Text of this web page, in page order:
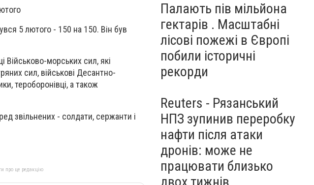
5 лютого - 150 на 150. Він був
Військово-морських сил, які
сил, військові Десантно-
тероборонівці, а також
звільнених - солдати, сержанти і
про це редакцію
Палають пів мільйона
гектарів . Масштабні
лісові пожежі в Європі
побили історичні
рекорди
Reuters - Рязанський
НПЗ зупинив переробку
нафти після атаки
дронів: може не
працювати близько